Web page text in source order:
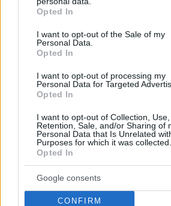
grant or deny consent to Google and its
use your data for below specified
consent section.
Opted In
I want to opt-out of the Sale of my
Personal Data.
Opted In
I want to opt-out of processing my
Personal Data for Targeted
Opted In
I want to opt-out of Collection, Use,
Retention, Sale, and/or Sharing of
Personal Data that Is Unrelated
Purposes for which it was collected.
Opted In
Google consents
CONFIRM
Κάτι αλλάζει στον χάρτη της
στην Ελλάδα
Εθνική Τράπεζα: Η κορυφαία επιλογή
μεγάλων έργων
30.07.2026, 15:25
Διασκεδάζουμε υπεύθυνα,
29.07.2026, 09:39
ΡΟΗ ΕΙΔΗΣΕΩΝ
Ειδήσεις Δημοφιλή